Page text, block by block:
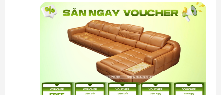
14,500,000₫.